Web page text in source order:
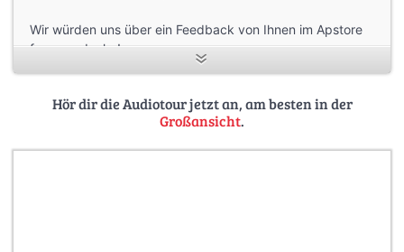
Wir würden uns über ein Feedback von Ihnen im Apstore
freuen - danke!
verschenken:Als Downloadgutschein für den Audioguide
in der Smartphone-App
Hör dir die Audiotour jetzt an, am besten in der
Großansicht.